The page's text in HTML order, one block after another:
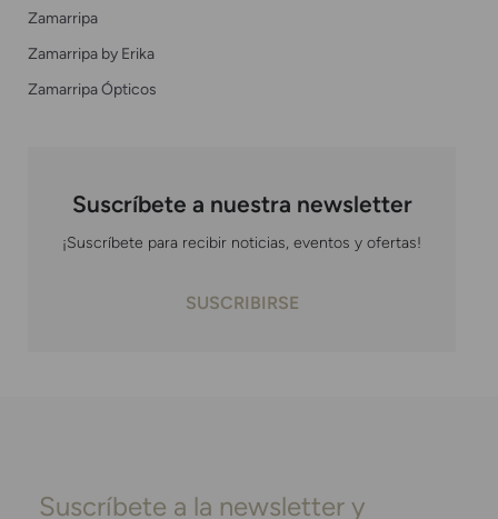
Zamarripa
Zamarripa by Erika
Zamarripa Ópticos
Suscríbete a nuestra newsletter
¡Suscríbete para recibir noticias, eventos y ofertas!
SUSCRIBIRSE
Suscríbete a la newsletter y